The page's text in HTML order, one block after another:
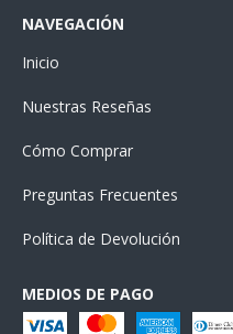
NAVEGACIÓN
Inicio
Nuestras Reseñas
Cómo Comprar
Preguntas Frecuentes
Política de Devolución
MEDIOS DE PAGO